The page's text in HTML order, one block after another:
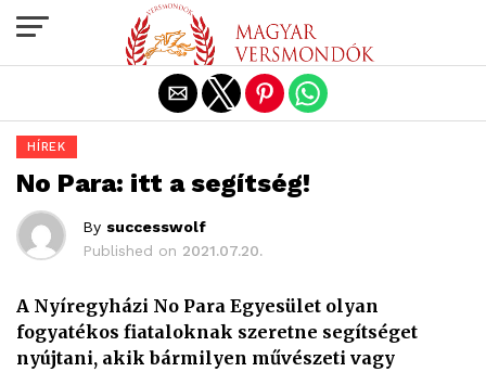
HÍREK
No Para: itt a segítség!
By successwolf
Published on 2021.07.20.
A Nyíregyházi No Para Egyesület olyan
fogyatékos fiataloknak szeretne segítséget
nyújtani, akik bármilyen művészeti vagy
Exit mobile version